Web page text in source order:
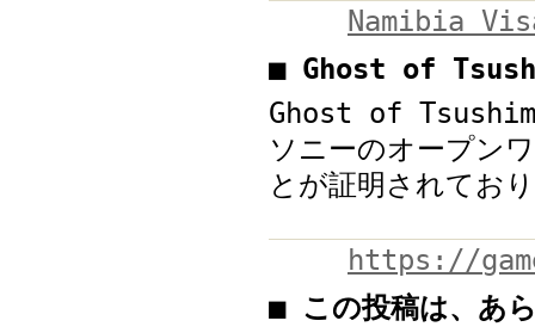
Namibia
■ Ghost of
Ghost of
ソニーのオープン
とが証明されてお
https://
■ この投稿は、あ